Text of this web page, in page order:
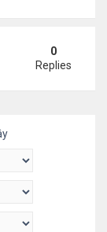
trên đường
0
Replies